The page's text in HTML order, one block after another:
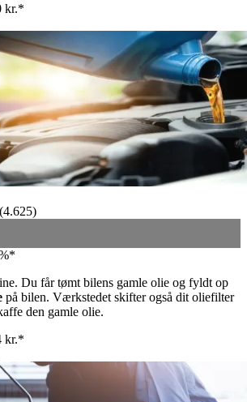
kr.*
(4.625)
Du får tømt bilens gamle olie og fyldt op
på bilen. Værkstedet skifter også dit oliefilter
den gamle olie.
kr.*